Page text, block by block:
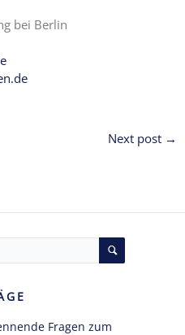
bei Berlin
Next post →
Fragen zum